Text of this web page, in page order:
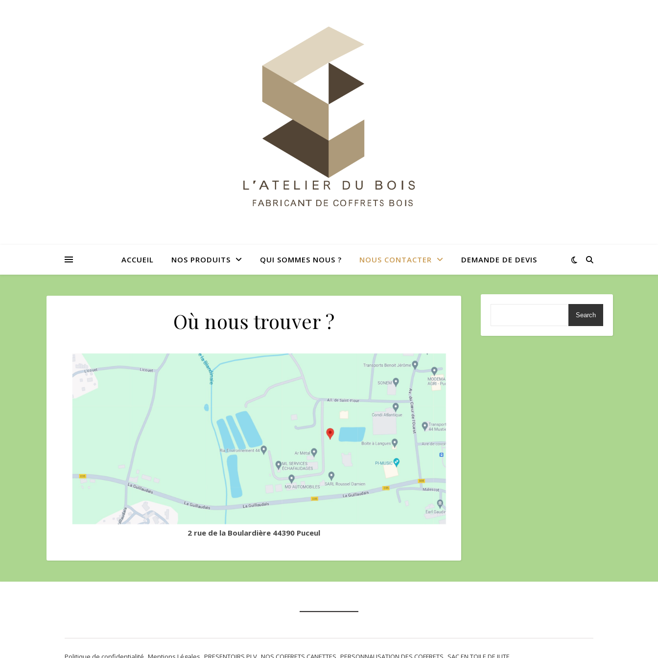
ACCUEIL NOS PRODUITS QUI SOMMES NOUS ? NOUS CONTACTER DEMANDE DE DEVIS
Où nous trouver ?
2 rue de la Boulardière 44390 Puceul
Search